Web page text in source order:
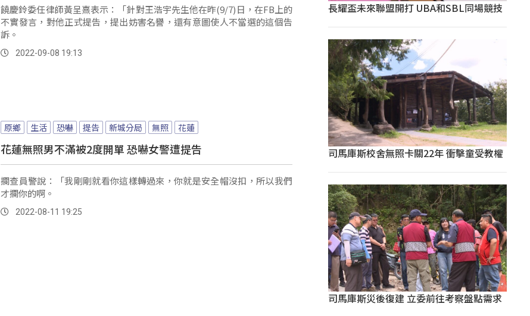
饒慶鈴委任律師黃呈熹表示：「針對王浩宇先生他在昨(9/7)日，在FB上的
不實發言，對他正式提告，提出妨害名譽，還有意圖使人不當選的這個告
訴。
2022-09-08 19:13
原鄉 生活 恐嚇 提告 新城分局 無照 花蓮
花蓮無照男不滿被2度開單 恐嚇女警遭提告
攔查員警說：「我剛剛就看你這樣轉過來，你就是安全帽沒扣，所以我們
才攔你的啊。
2022-08-11 19:25
長耀盃未來聯盟開打 UBA和SBL同場競技
司馬庫斯校舍無照卡關22年 衝擊童受教權
司馬庫斯災後復建 立委前往考察盤點需求